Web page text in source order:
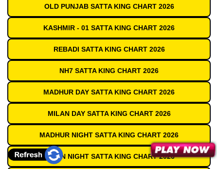
OLD PUNJAB SATTA KING CHART 2026
KASHMIR - 01 SATTA KING CHART 2026
REBADI SATTA KING CHART 2026
NH7 SATTA KING CHART 2026
MADHUR DAY SATTA KING CHART 2026
MILAN DAY SATTA KING CHART 2026
MADHUR NIGHT SATTA KING CHART 2026
MILAN NIGHT SATTA KING CHART 2026